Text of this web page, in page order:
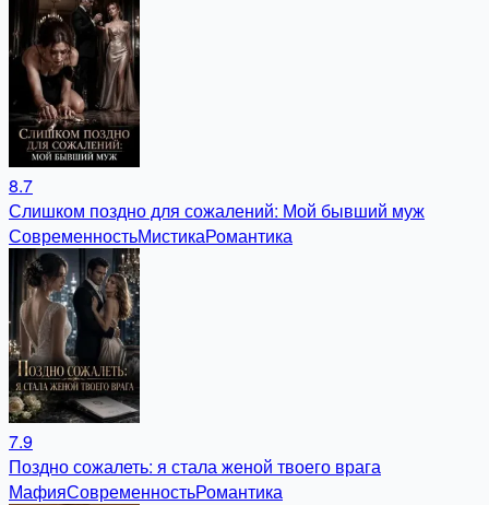
8.7
Слишком поздно для сожалений: Мой бывший муж
СовременностьМистикаРомантика
7.9
Поздно сожалеть: я стала женой твоего врага
МафияСовременностьРомантика